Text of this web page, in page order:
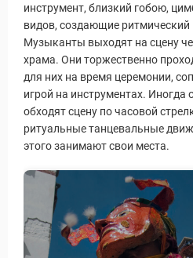
инструмент, близкий гобою,
видов, создающие ритмический
Музыканты выходят на сцену
храма. Они торжественно
для них на время церемонии,
игрой на инструментах. Иногда
обходят сцену по часовой
ритуальные танцевальные
этого занимают свои места.